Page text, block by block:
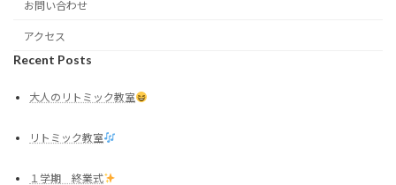
お問い合わせ
アクセス
Recent Posts
大人のリトミック教室
リトミック教室
１学期 終業式